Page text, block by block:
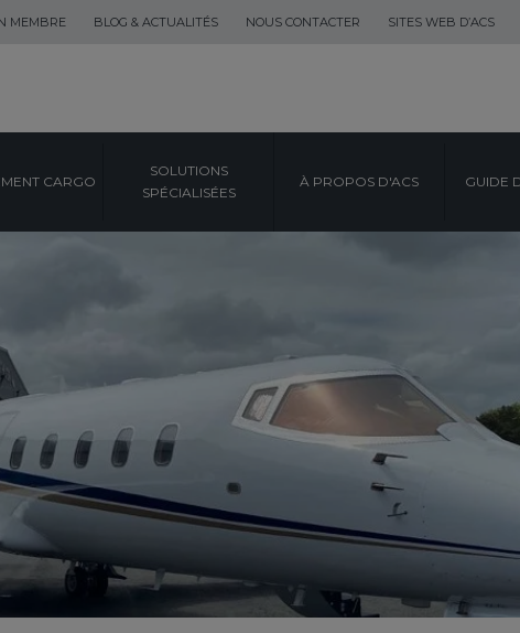
MEMBRE BLOG & ACTUALITÉS NOUS CONTACTER SITES WEB D’ACS
CARGO
SOLUTIONS
SPÉCIALISÉES
À PROPOS D'ACS GUIDE